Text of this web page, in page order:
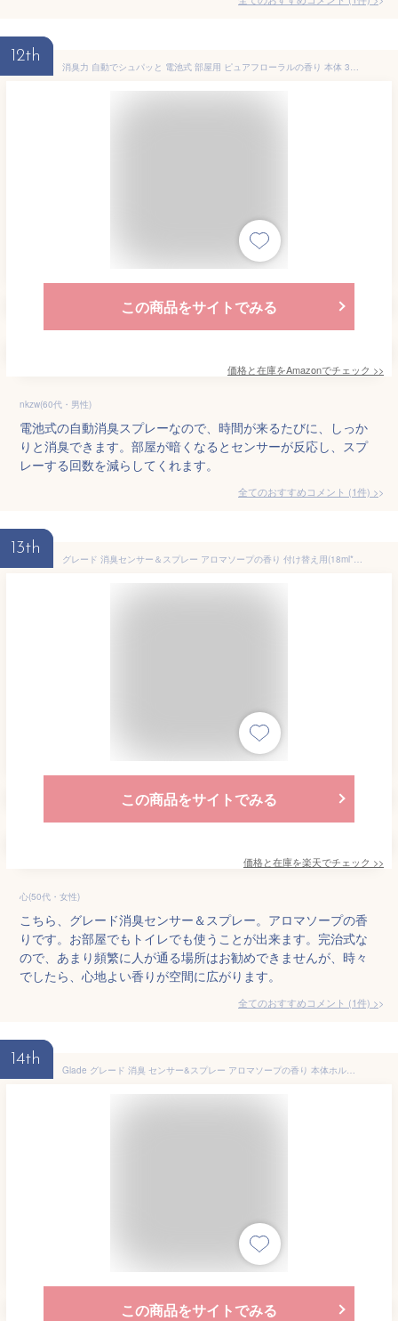
12th
消臭力 自動でシュパッと 電池式 部屋用 ピュアフローラルの香り 本体 39ml 部屋 玄関 消臭剤 消臭 芳香剤
この商品をサイトでみる
価格と在庫をAmazonでチェック >>
nkzw(60代・男性)
電池式の自動消臭スプレーなので、時間が来るたびに、しっか
りと消臭できます。部屋が暗くなるとセンサーが反応し、スプ
レーする回数を減らしてくれます。
全てのおすすめコメント (1件) >
13th
グレード 消臭センサー＆スプレー アロマソープの香り 付け替え用(18ml*2本入)【グレード(Glade)】[芳香剤 消臭剤 部屋 トイレ 感知 詰め替え つめかえ]
この商品をサイトでみる
価格と在庫を楽天でチェック >>
心(50代・女性)
こちら、グレード消臭センサー＆スプレー。アロマソープの香
りです。お部屋でもトイレでも使うことが出来ます。完治式な
ので、あまり頻繁に人が通る場所はお勧めできませんが、時々
でしたら、心地よい香りが空間に広がります。
全てのおすすめコメント (1件) >
14th
Glade グレード 消臭 センサー&スプレー アロマソープの香り 本体ホルダー+付替用3本セット (本体付属1本+付替用2本) 18ml×3本 人感 付け替え 芳香剤 消臭 ルームフレグランス ミスト おしゃれ まとめ買い 【Amazon.co.jp 限定】
この商品をサイトでみる